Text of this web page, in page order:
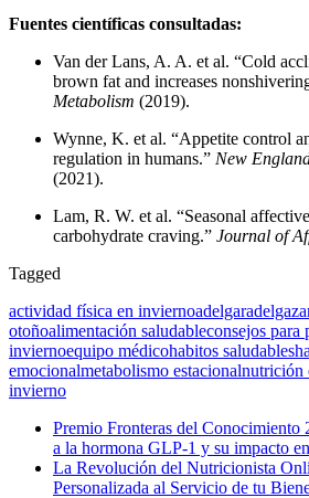
Fuentes científicas consultadas:
Van der Lans, A. A. et al. “Cold
brown fat and increases
Metabolism (2019).
Wynne, K. et al. “Appetite control
regulation in humans.” New
(2021).
Lam, R. W. et al. “Seasonal
carbohydrate craving.” Journal of
Tagged
actividad física en inviernoadelgar
otoñoalimentación saludableconsejos para
inviernoequipo médicohabitos saludables
emocionalmetabolismo estacionalnutrición
invierno
Premio Fronteras del
a la hormona GLP-1 y su impacto
La Revolución del Nutricionista
Personalizada al Servicio de tu